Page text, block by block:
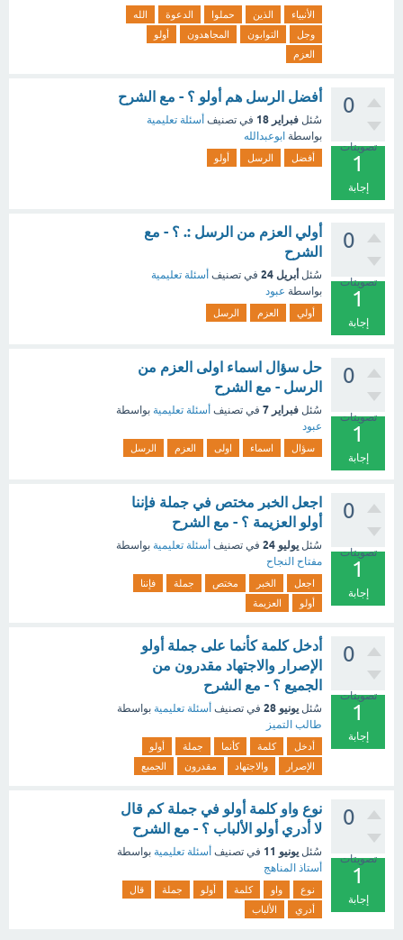
الأنبياء الذين حملوا الدعوة
الله
وجل
التوابون المجاهدون
أولو
العزم
0
تصويتات
1
إجابة
أفضل الرسل هم أولو ؟ - مع الشرح
سُئل فبراير 18 في تصنيف أسئلة تعليمية
بواسطة ابوعبدالله
أفضل الرسل أولو
0
تصويتات
1
إجابة
أولي العزم من الرسل :. ؟ - مع
الشرح
سُئل أبريل 24 في تصنيف أسئلة تعليمية
بواسطة عبود
أولي العزم الرسل
0
تصويتات
1
إجابة
حل سؤال اسماء اولى العزم من
الرسل - مع الشرح
سُئل فبراير 7 في تصنيف أسئلة تعليمية بواسطة
عبود
سؤال اسماء اولى العزم الرسل
0
تصويتات
1
إجابة
اجعل الخبر مختص في جملة فإننا
أولو العزيمة ؟ - مع الشرح
سُئل يوليو 24 في تصنيف أسئلة تعليمية بواسطة
مفتاح النجاح
اجعل الخبر مختص جملة
فإننا
أولو
العزيمة
0
تصويتات
1
إجابة
أدخل كلمة كأنما على جملة أولو
الإصرار والاجتهاد مقدرون من
الجميع ؟ - مع الشرح
سُئل يونيو 28 في تصنيف أسئلة تعليمية بواسطة
طالب التميز
أدخل كلمة كأنما جملة
أولو
الإصرار
والاجتهاد مقدرون الجميع
0
تصويتات
1
إجابة
نوع واو كلمة أولو في جملة كم قال
لا أدري أولو الألباب ؟ - مع الشرح
سُئل يونيو 11 في تصنيف أسئلة تعليمية بواسطة
أستاذ المناهج
نوع واو كلمة أولو جملة
قال
أدري
الألباب